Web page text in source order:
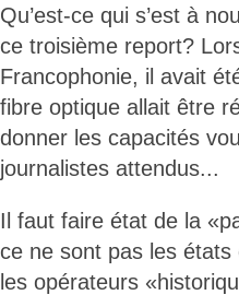
Qu’est-ce qui s’est à
ce troisième report?
Francophonie, il avait
fibre optique allait être
donner les capacités
journalistes attendus...
Il faut faire état de la
ce ne sont pas les
les opérateurs